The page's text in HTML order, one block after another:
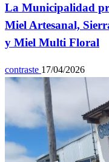
La Municipalidad
Miel Artesanal,
y Miel Multi Floral
contraste 17/04/2026